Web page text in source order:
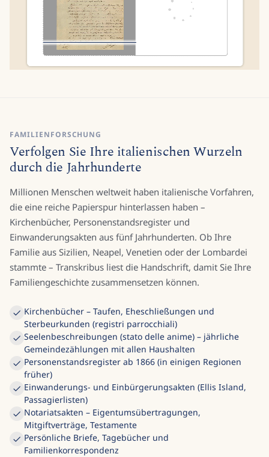
FAMILIENFORSCHUNG
Verfolgen Sie Ihre italienischen Wurzeln
durch die Jahrhunderte
Millionen Menschen weltweit haben italienische Vorfahren,
die eine reiche Papierspur hinterlassen haben –
Kirchenbücher, Personenstandsregister und
Einwanderungsakten aus fünf Jahrhunderten. Ob Ihre
Familie aus Sizilien, Neapel, Venetien oder der Lombardei
stammte – Transkribus liest die Handschrift, damit Sie Ihre
Familiengeschichte zusammensetzen können.
Kirchenbücher – Taufen, Eheschließungen und
Sterbeurkunden (registri parrocchiali)
Seelenbeschreibungen (stato delle anime) – jährliche
Gemeindezählungen mit allen Haushalten
Personenstandsregister ab 1866 (in einigen Regionen
früher)
Einwanderungs- und Einbürgerungsakten (Ellis Island,
Passagierlisten)
Notariatsakten – Eigentumsübertragungen,
Mitgiftverträge, Testamente
Persönliche Briefe, Tagebücher und
Familienkorrespondenz